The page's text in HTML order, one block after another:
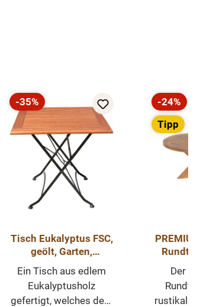
Rabatt
-35%
Tisch Eukalyptus FSC,
geölt, Garten,
Terrasse, Balkon
Ein Tisch aus edlem
Eukalyptusholz
gefertigt, welches dem
Rabatt
-24%
Tipp
Teak –
Der